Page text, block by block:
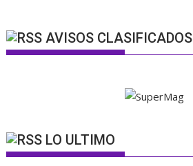
AVISOS CLASIFICADOS
LO ULTIMO